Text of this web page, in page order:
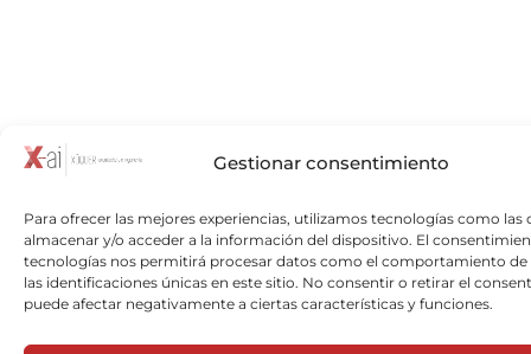
Gestionar consentimiento
Para ofrecer las mejores experiencias, utilizamos tecnologías como las
almacenar y/o acceder a la información del dispositivo. El
tecnologías nos permitirá procesar datos como el comportamiento de
las identificaciones únicas en este sitio. No consentir o retirar el
puede afectar negativamente a ciertas características y funciones.